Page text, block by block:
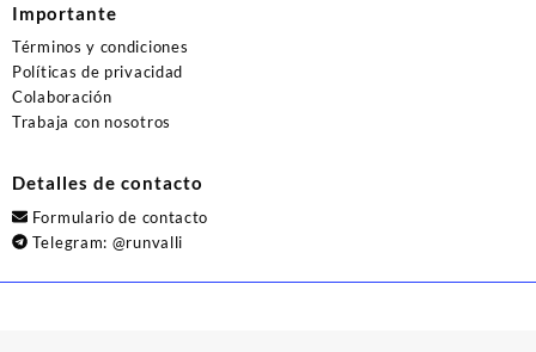
Importante
Términos y condiciones
Políticas de privacidad
Colaboración
Trabaja con nosotros
Detalles de contacto
Formulario de contacto
Telegram: @runvalli